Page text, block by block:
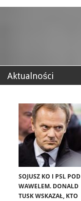
Aktualności
SOJUSZ KO I PSL POD
WAWELEM. DONALD
TUSK WSKAZAŁ, KTO